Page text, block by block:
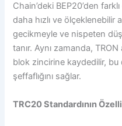
Chain’deki BEP20’den
daha hızlı ve ölçeklenebilir
gecikmeyle ve nispeten
tanır. Aynı zamanda,
blok zincirine kaydedilir,
şeffaflığını sağlar.
TRC20 Standardının